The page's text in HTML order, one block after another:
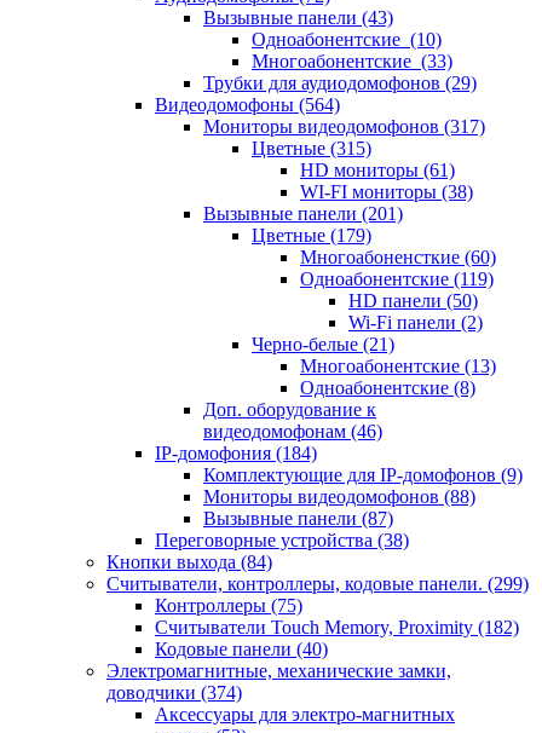
Вызывные панели (43)
Одноабонентские (10)
Многоабонентские (33)
Трубки для аудиодомофонов (29)
Видеодомофоны (564)
Мониторы видеодомофонов (317)
Цветные (315)
HD мониторы (61)
WI-FI мониторы (38)
Вызывные панели (201)
Цветные (179)
Многоабоненсткие (60)
Одноабонентские (119)
HD панели (50)
Wi-Fi панели (2)
Черно-белые (21)
Многоабонентские (13)
Одноабонентские (8)
Доп. оборудование к
видеодомофонам (46)
IP-домофония (184)
Комплектующие для IP-домофонов (9)
Мониторы видеодомофонов (88)
Вызывные панели (87)
Переговорные устройства (38)
Кнопки выхода (84)
Считыватели, контроллеры, кодовые панели. (299)
Контроллеры (75)
Считыватели Touch Memory, Proximity (182)
Кодовые панели (40)
Электромагнитные, механические замки,
доводчики (374)
Аксессуары для электро-магнитных